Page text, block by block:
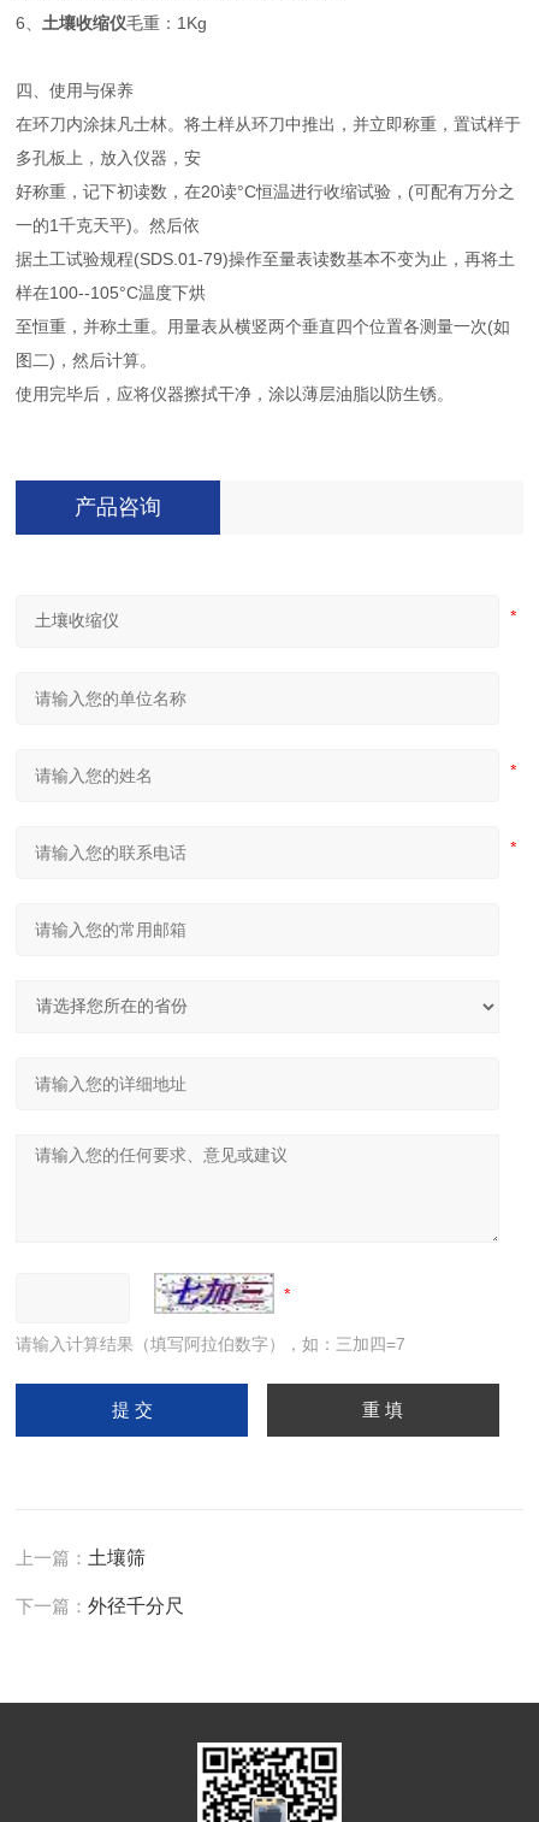
6、 土壤收缩仪毛重：1Kg
四、使用与保养
在环刀内涂抹凡士林。将土样从环刀中推出，并立即称重，置试样于
多孔板上，放入仪器，安
好称重，记下初读数，在20读°C恒温进行收缩试验，(可配有万分之
一的1千克天平)。然后依
据土工试验规程(SDS.01-79)操作至量表读数基本不变为止，再将土
样在100--105°C温度下烘
至恒重，并称土重。用量表从横竖两个垂直四个位置各测量一次(如
图二)，然后计算。
使用完毕后，应将仪器擦拭干净，涂以薄层油脂以防生锈。
产品咨询
请输入计算结果（填写阿拉伯数字），如：三加四=7
上一篇： 土壤筛
下一篇：外径千分尺